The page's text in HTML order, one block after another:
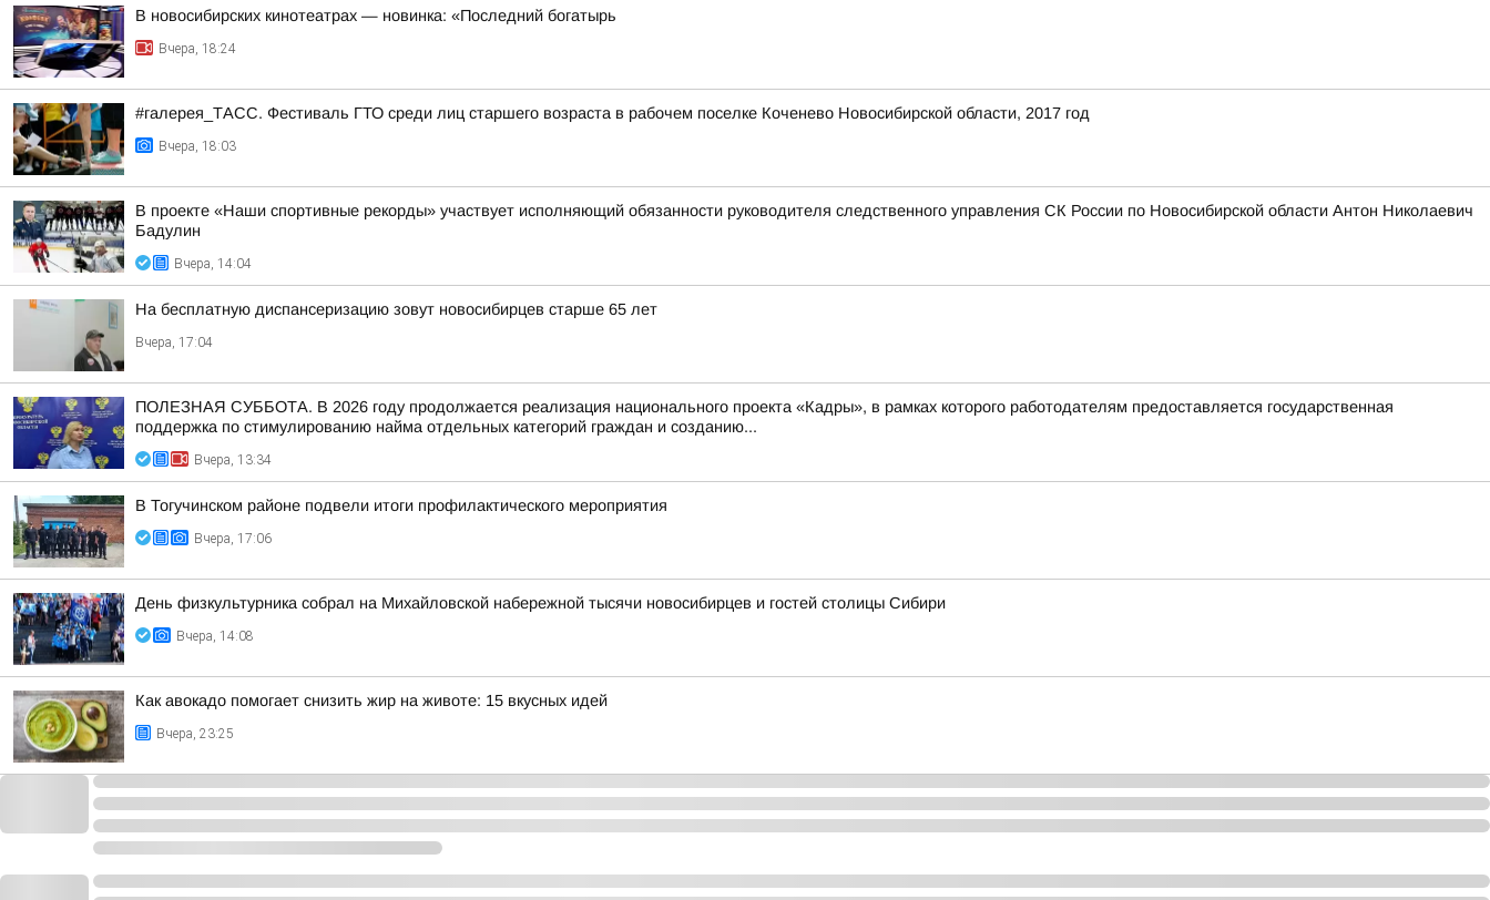
В новосибирских кинотеатрах — новинка: «Последний богатырь
Вчера, 18:24
#галерея_ТАСС. Фестиваль ГТО среди лиц старшего возраста в рабочем поселке Коченево Новосибирской области, 2017 год
Вчера, 18:03
В проекте «Наши спортивные рекорды» участвует исполняющий обязанности руководителя следственного управления СК России по Новосибирской области Антон Николаевич
Бадулин
Вчера, 14:04
На бесплатную диспансеризацию зовут новосибирцев старше 65 лет
Вчера, 17:04
ПОЛЕЗНАЯ СУББОТА. В 2026 году продолжается реализация национального проекта «Кадры», в рамках которого работодателям предоставляется государственная
поддержка по стимулированию найма отдельных категорий граждан и созданию...
Вчера, 13:34
В Тогучинском районе подвели итоги профилактического мероприятия
Вчера, 17:06
День физкультурника собрал на Михайловской набережной тысячи новосибирцев и гостей столицы Сибири
Вчера, 14:08
Как авокадо помогает снизить жир на животе: 15 вкусных идей
Вчера, 23:25